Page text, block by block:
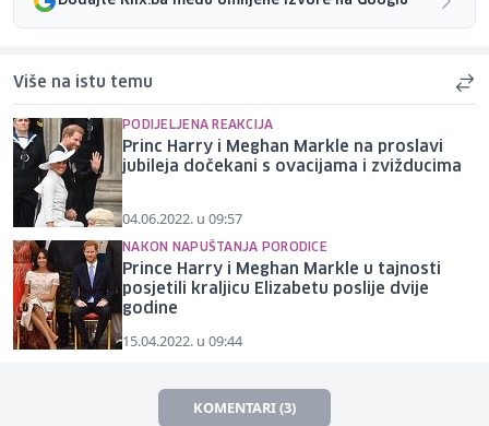
Više na istu temu
PODIJELJENA REAKCIJA
Princ Harry i Meghan Markle na proslavi
jubileja dočekani s ovacijama i zvižducima
04.06.2022. u 09:57
NAKON NAPUŠTANJA PORODICE
Prince Harry i Meghan Markle u tajnosti
posjetili kraljicu Elizabetu poslije dvije
godine
15.04.2022. u 09:44
KOMENTARI (3)